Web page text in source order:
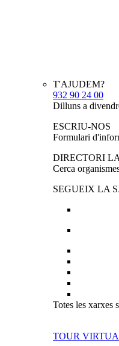
T'AJUDEM?
932 90 24 00
Dilluns a
ESCRIU-NOS
Formulari
DIRECTORI
Cerca
SEGUEIX LA
Totes les xarxes
TOUR